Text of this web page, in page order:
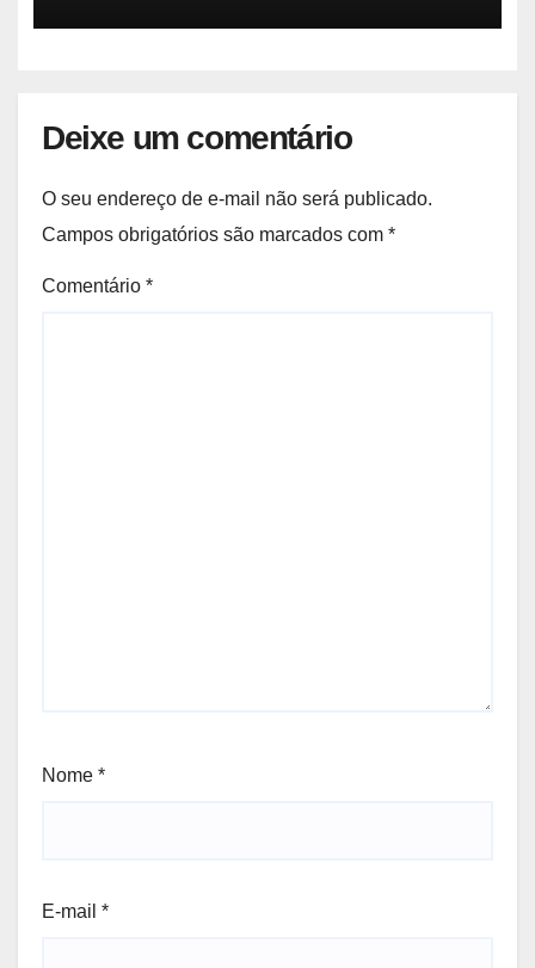
Deixe um comentário
O seu endereço de e-mail não será publicado.
Campos obrigatórios são marcados com *
Comentário *
Nome *
E-mail *